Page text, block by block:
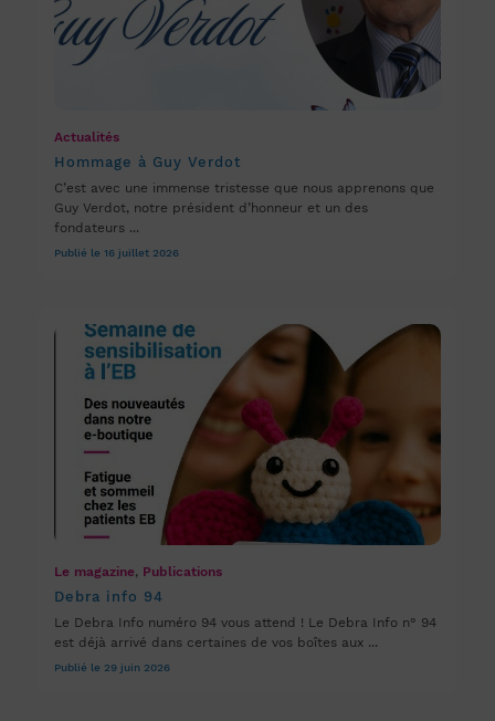
Actualités
Hommage à Guy Verdot
C’est avec une immense tristesse que nous apprenons que
Guy Verdot, notre président d’honneur et un des
fondateurs ...
Publié le 16 juillet 2026
Le magazine, Publications
Debra info 94
Le Debra Info numéro 94 vous attend ! Le Debra Info n° 94
est déjà arrivé dans certaines de vos boîtes aux ...
Publié le 29 juin 2026